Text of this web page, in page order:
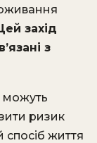
захід
з
можуть
ризик
життя